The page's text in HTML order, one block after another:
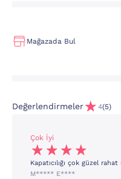
Mağazada Bul
Değerlendirmeler 4(5)
Çok İyi
Kapatıcılığı çok güzel
M***** E****